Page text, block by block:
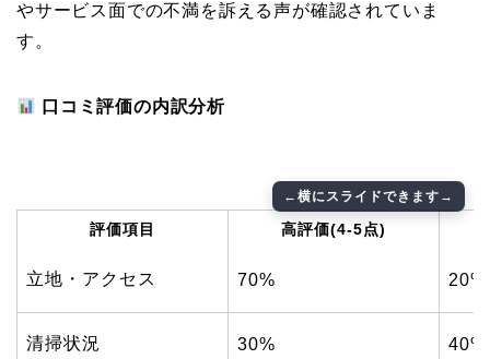
やサービス面での不満を訴える声が確認されていま
す。
口コミ評価の内訳分析
評価項目 高評価(4-5点)
立地・アクセス 70% 20%
清掃状況 30% 40%